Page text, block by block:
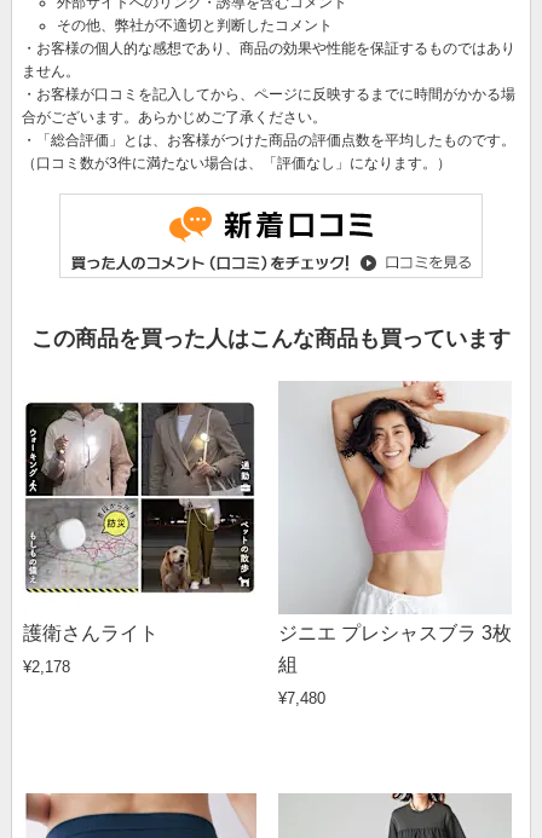
その他、弊社が不適切と判断したコメント
・お客様の個人的な感想であり、商品の効果や性能を保証するものではあり
ません。
・お客様が口コミを記入してから、ページに反映するまでに時間がかかる場
合がございます。あらかじめご了承ください。
・「総合評価」とは、お客様がつけた商品の評価点数を平均したものです。
（口コミ数が3件に満たない場合は、「評価なし」になります。）
この商品を買った人はこんな商品も買っています
護衛さんライト
¥2,178
ジニエ プレシャスブラ 3枚
組
¥7,480